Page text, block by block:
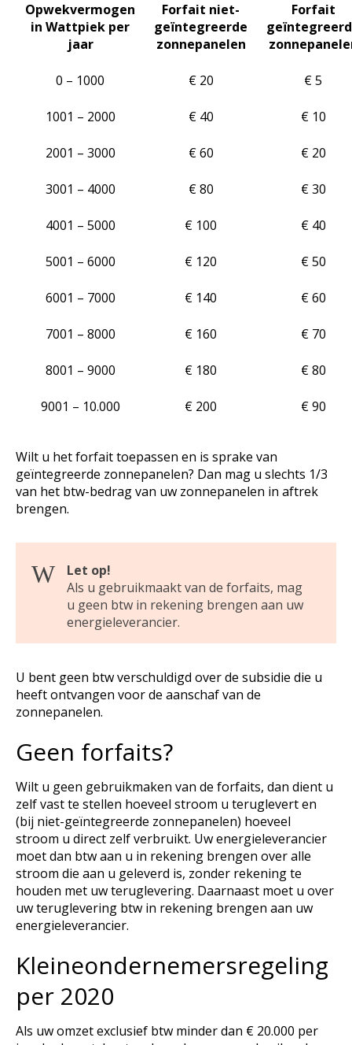
Opwekvermogen
in Wattpiek per
jaar
Forfait niet-
geïntegreerde
zonnepanelen
Forfait
0 – 1000 € 20 € 5
1001 – 2000 € 40 € 10
2001 – 3000 € 60 € 20
3001 – 4000 € 80 € 30
4001 – 5000 € 100 € 40
5001 – 6000 € 120 € 50
6001 – 7000 € 140 € 60
7001 – 8000 € 160 € 70
8001 – 9000 € 180 € 80
9001 – 10.000 € 200 € 90
Wilt u het forfait toepassen en is sprake van
geïntegreerde zonnepanelen? Dan mag u slechts 1/3
van het btw-bedrag van uw zonnepanelen in aftrek
brengen.
Let op!
Als u gebruikmaakt van de forfaits, mag
u geen btw in rekening brengen aan uw
energieleverancier.
U bent geen btw verschuldigd over de subsidie die u
heeft ontvangen voor de aanschaf van de
zonnepanelen.
Geen forfaits?
Wilt u geen gebruikmaken van de forfaits, dan dient u
zelf vast te stellen hoeveel stroom u teruglevert en
(bij niet-geïntegreerde zonnepanelen) hoeveel
stroom u direct zelf verbruikt. Uw energieleverancier
moet dan btw aan u in rekening brengen over alle
stroom die aan u geleverd is, zonder rekening te
houden met uw teruglevering. Daarnaast moet u over
uw teruglevering btw in rekening brengen aan uw
energieleverancier.
Kleineondernemersregeling
per 2020
Als uw omzet exclusief btw minder dan € 20.000 per